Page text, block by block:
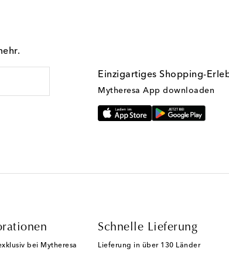
Einzigartiges Shopping-
Mytheresa App downloaden
bei Mytheresa
Schnelle Lieferung
Lieferung in über 130 Länder